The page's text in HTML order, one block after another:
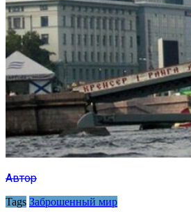
Автор
Tags Заброшенный мир